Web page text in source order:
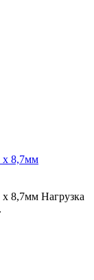
х 8,7мм
8,7мм Нагрузка